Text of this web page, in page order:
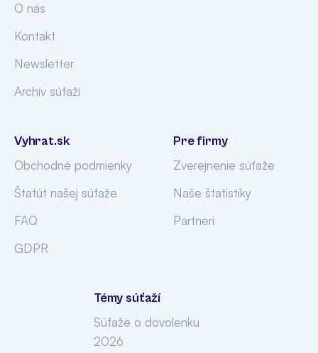
O nás
Kontakt
Newsletter
Archív súťaží
Vyhrat.sk
Obchodné podmienky
Štatút našej súťaže
FAQ
GDPR
Pre firmy
Zverejnenie súťaže
Naše štatistiky
Partneri
Témy súťaží
Súťaže o dovolenku
2026